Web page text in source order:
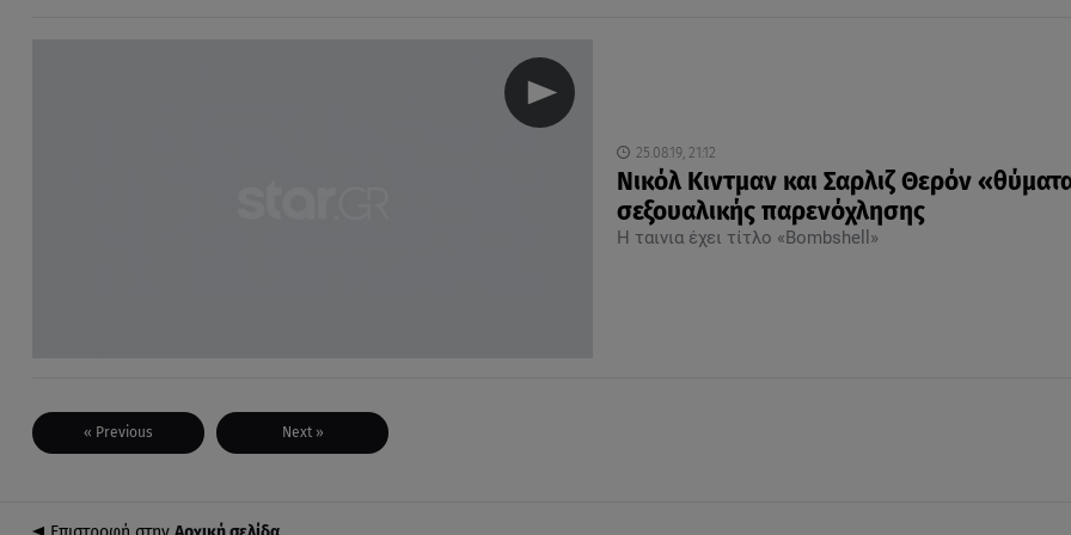
25.08.19, 21:12
Νικόλ Κιντμαν και Σαρλιζ Θερόν
σεξουαλικής παρενόχλησης
Η ταινια έχει τίτλο «Bombshell»
« Previous Next »